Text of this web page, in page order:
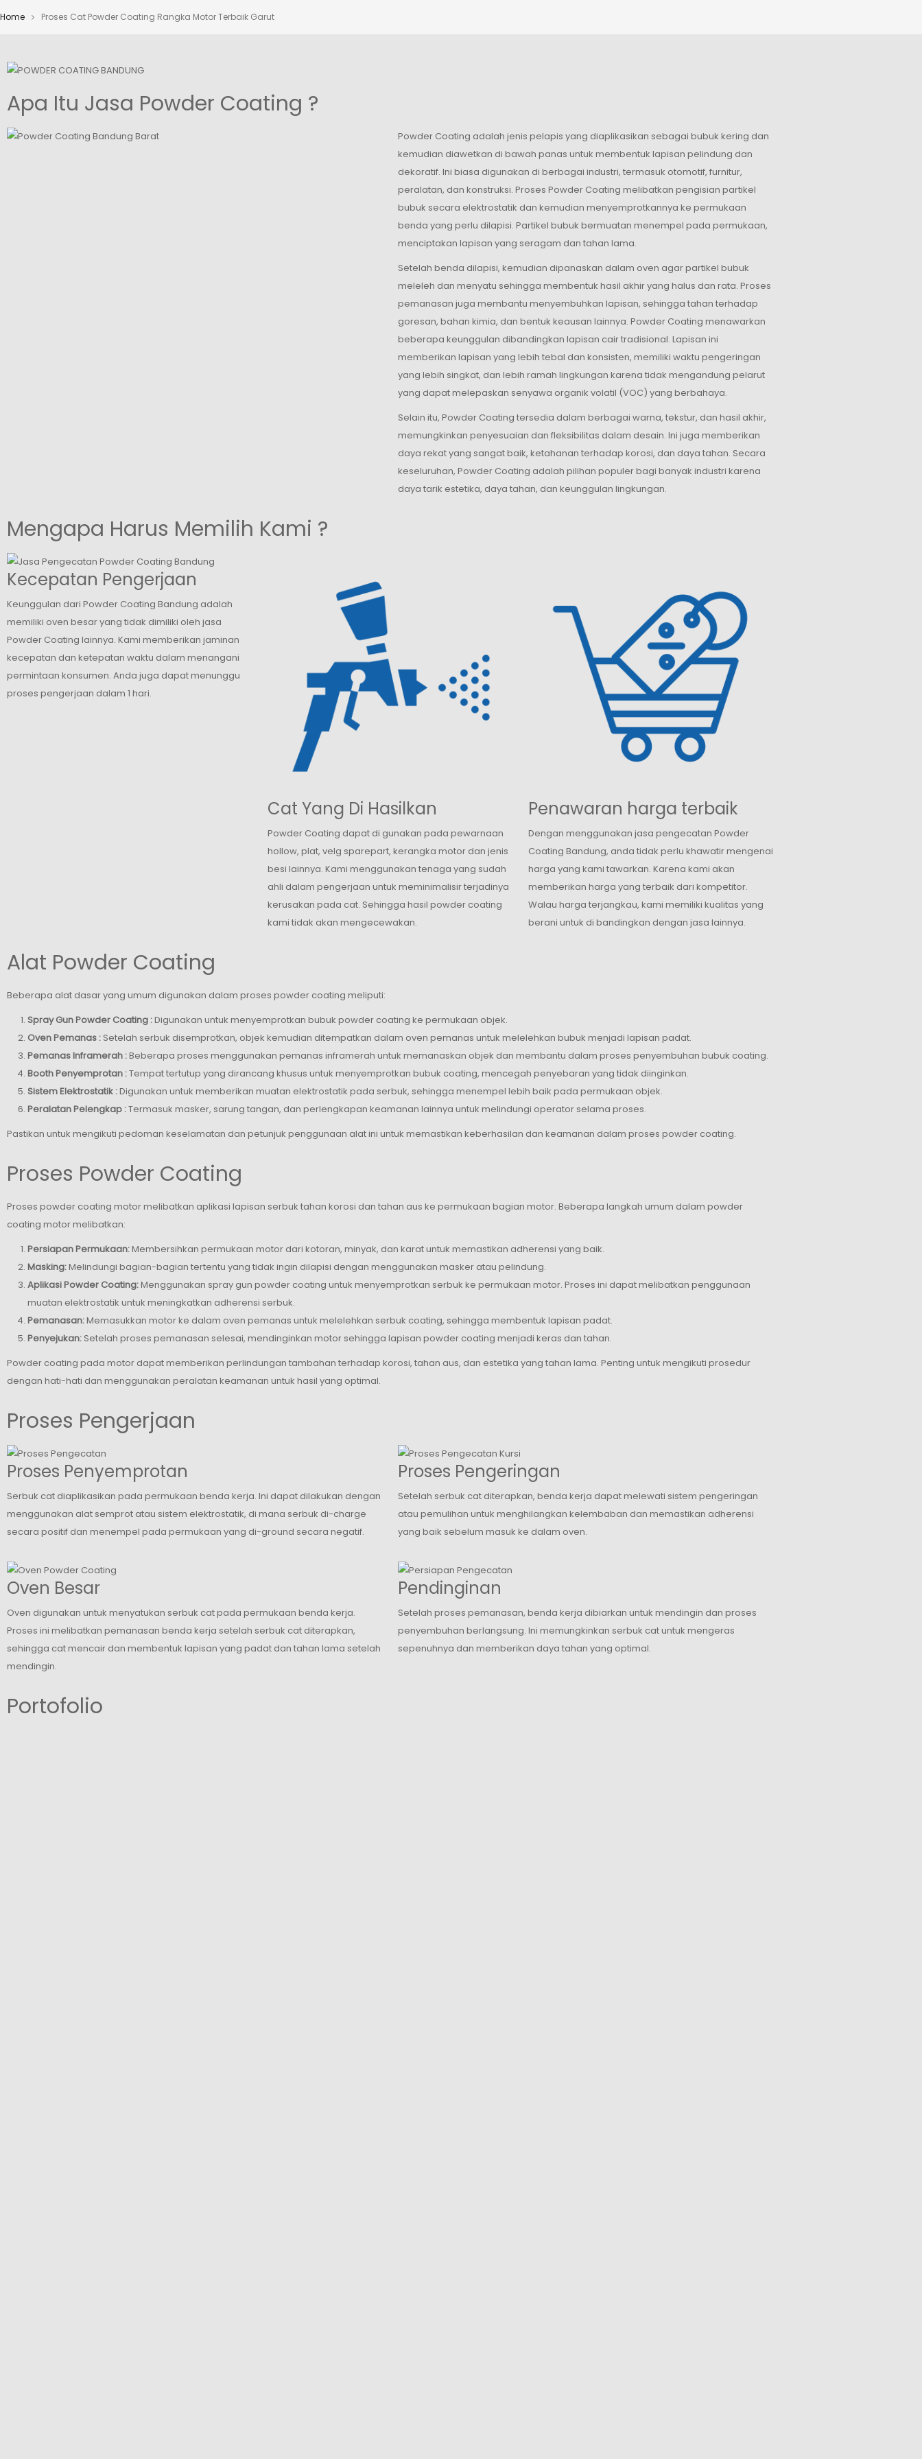
Home Proses Cat Powder Coating Rangka Motor Terbaik Garut
Apa Itu Jasa Powder Coating ?
Powder Coating adalah jenis pelapis yang diaplikasikan sebagai bubuk kering dan
kemudian diawetkan di bawah panas untuk membentuk lapisan pelindung dan
dekoratif. Ini biasa digunakan di berbagai industri, termasuk otomotif, furnitur,
peralatan, dan konstruksi. Proses Powder Coating melibatkan pengisian partikel
bubuk secara elektrostatik dan kemudian menyemprotkannya ke permukaan
benda yang perlu dilapisi. Partikel bubuk bermuatan menempel pada permukaan,
menciptakan lapisan yang seragam dan tahan lama.
Setelah benda dilapisi, kemudian dipanaskan dalam oven agar partikel bubuk
meleleh dan menyatu sehingga membentuk hasil akhir yang halus dan rata. Proses
pemanasan juga membantu menyembuhkan lapisan, sehingga tahan terhadap
goresan, bahan kimia, dan bentuk keausan lainnya. Powder Coating menawarkan
beberapa keunggulan dibandingkan lapisan cair tradisional. Lapisan ini
memberikan lapisan yang lebih tebal dan konsisten, memiliki waktu pengeringan
yang lebih singkat, dan lebih ramah lingkungan karena tidak mengandung pelarut
yang dapat melepaskan senyawa organik volatil (VOC) yang berbahaya.
Selain itu, Powder Coating tersedia dalam berbagai warna, tekstur, dan hasil akhir,
memungkinkan penyesuaian dan fleksibilitas dalam desain. Ini juga memberikan
daya rekat yang sangat baik, ketahanan terhadap korosi, dan daya tahan. Secara
keseluruhan, Powder Coating adalah pilihan populer bagi banyak industri karena
daya tarik estetika, daya tahan, dan keunggulan lingkungan.
Mengapa Harus Memilih Kami ?
Kecepatan Pengerjaan
Keunggulan dari Powder Coating Bandung adalah
memiliki oven besar yang tidak dimiliki oleh jasa
Powder Coating lainnya. Kami memberikan jaminan
kecepatan dan ketepatan waktu dalam menangani
permintaan konsumen. Anda juga dapat menunggu
proses pengerjaan dalam 1 hari.
Cat Yang Di Hasilkan
Powder Coating dapat di gunakan pada pewarnaan
hollow, plat, velg sparepart, kerangka motor dan jenis
besi lainnya. Kami menggunakan tenaga yang sudah
ahli dalam pengerjaan untuk meminimalisir terjadinya
kerusakan pada cat. Sehingga hasil powder coating
kami tidak akan mengecewakan.
Penawaran harga terbaik
Dengan menggunakan jasa pengecatan Powder
Coating Bandung, anda tidak perlu khawatir mengenai
harga yang kami tawarkan. Karena kami akan
memberikan harga yang terbaik dari kompetitor.
Walau harga terjangkau, kami memiliki kualitas yang
berani untuk di bandingkan dengan jasa lainnya.
Alat Powder Coating
Beberapa alat dasar yang umum digunakan dalam proses powder coating meliputi:
Spray Gun Powder Coating :Digunakan untuk menyemprotkan bubuk powder coating ke permukaan objek.
Oven Pemanas : Setelah serbuk disemprotkan, objek kemudian ditempatkan dalam oven pemanas untuk melelehkan bubuk menjadi lapisan padat.
Pemanas Inframerah :Beberapa proses menggunakan pemanas inframerah untuk memanaskan objek dan membantu dalam proses penyembuhan bubuk coating.
Booth Penyemprotan :Tempat tertutup yang dirancang khusus untuk menyemprotkan bubuk coating, mencegah penyebaran yang tidak diinginkan.
Sistem Elektrostatik :Digunakan untuk memberikan muatan elektrostatik pada serbuk, sehingga menempel lebih baik pada permukaan objek.
Peralatan Pelengkap :Termasuk masker, sarung tangan, dan perlengkapan keamanan lainnya untuk melindungi operator selama proses.
Pastikan untuk mengikuti pedoman keselamatan dan petunjuk penggunaan alat ini untuk memastikan keberhasilan dan keamanan dalam proses powder coating.
Proses Powder Coating
Proses powder coating motor melibatkan aplikasi lapisan serbuk tahan korosi dan tahan aus ke permukaan bagian motor. Beberapa langkah umum dalam powder
coating motor melibatkan:
Persiapan Permukaan:Membersihkan permukaan motor dari kotoran, minyak, dan karat untuk memastikan adherensi yang baik.
Masking:Melindungi bagian-bagian tertentu yang tidak ingin dilapisi dengan menggunakan masker atau pelindung.
Aplikasi Powder Coating:Menggunakan spray gun powder coating untuk menyemprotkan serbuk ke permukaan motor. Proses ini dapat melibatkan penggunaan
muatan elektrostatik untuk meningkatkan adherensi serbuk.
Pemanasan:Memasukkan motor ke dalam oven pemanas untuk melelehkan serbuk coating, sehingga membentuk lapisan padat.
Penyejukan: Setelah proses pemanasan selesai, mendinginkan motor sehingga lapisan powder coating menjadi keras dan tahan.
Powder coating pada motor dapat memberikan perlindungan tambahan terhadap korosi, tahan aus, dan estetika yang tahan lama. Penting untuk mengikuti prosedur
dengan hati-hati dan menggunakan peralatan keamanan untuk hasil yang optimal.
Proses Pengerjaan
Proses Penyemprotan
Serbuk cat diaplikasikan pada permukaan benda kerja. Ini dapat dilakukan dengan
menggunakan alat semprot atau sistem elektrostatik, di mana serbuk di-charge
secara positif dan menempel pada permukaan yang di-ground secara negatif.
Oven Besar
Oven digunakan untuk menyatukan serbuk cat pada permukaan benda kerja.
Proses ini melibatkan pemanasan benda kerja setelah serbuk cat diterapkan,
sehingga cat mencair dan membentuk lapisan yang padat dan tahan lama setelah
mendingin.
Proses Pengeringan
Setelah serbuk cat diterapkan, benda kerja dapat melewati sistem pengeringan
atau pemulihan untuk menghilangkan kelembaban dan memastikan adherensi
yang baik sebelum masuk ke dalam oven.
Pendinginan
Setelah proses pemanasan, benda kerja dibiarkan untuk mendingin dan proses
penyembuhan berlangsung. Ini memungkinkan serbuk cat untuk mengeras
sepenuhnya dan memberikan daya tahan yang optimal.
Portofolio